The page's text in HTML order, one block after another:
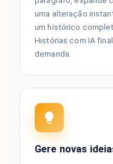
uma alteração
um histórico
Histórias com IA
demanda.
Gere novas